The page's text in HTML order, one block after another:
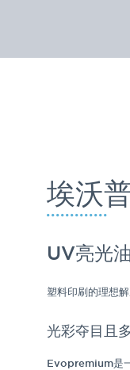
埃沃
UV亮光
塑料印刷的理想
光彩夺目且
Evopremium是